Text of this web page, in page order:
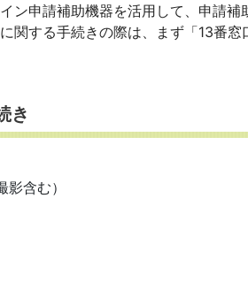
ン申請補助機器を活用して、申請補
関する手続きの際は、まず「13番
き
含む）